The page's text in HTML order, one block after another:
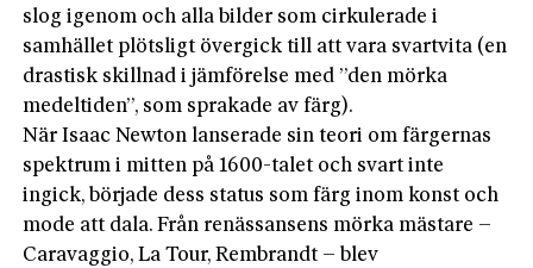
slog igenom och alla bilder som cirkulerade i
samhället plötsligt övergick till att vara svartvita (en
drastisk skillnad i jämförelse med ”den mörka
medeltiden”, som sprakade av färg).
När Isaac Newton lanserade sin teori om färgernas
spektrum i mitten på 1600-talet och svart inte
ingick, började dess status som färg inom konst och
mode att dala. Från renässansens mörka mästare –
Caravaggio, La Tour, Rembrandt – blev